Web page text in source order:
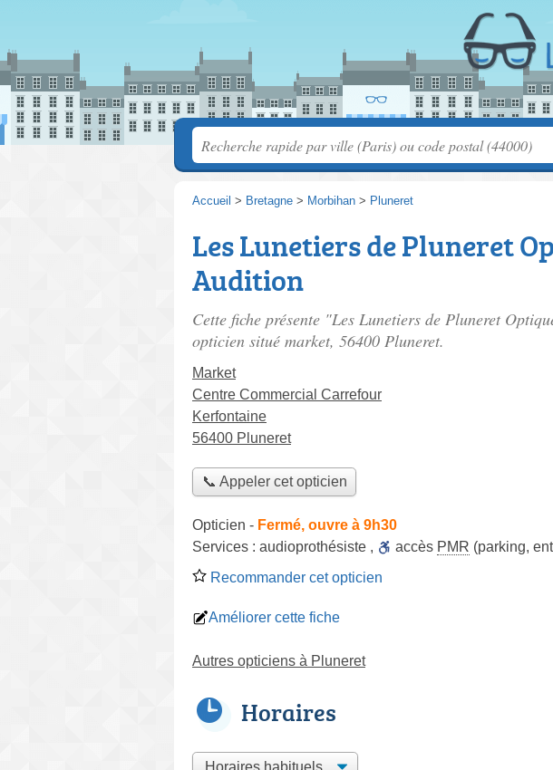
Accueil > Bretagne > Morbihan > Pluneret
Les Lunetiers de Pluneret
Audition
Cette fiche présente "Les Lunetiers de Pluneret
opticien situé market, 56400 Pluneret.
Market
Centre Commercial Carrefour
Kerfontaine
56400 Pluneret
📞 Appeler cet opticien
Opticien - Fermé, ouvre à 9h30
Services : audioprothésiste , accès PMR (parking,
Recommander cet opticien
Améliorer cette fiche
Autres opticiens à Pluneret
Horaires